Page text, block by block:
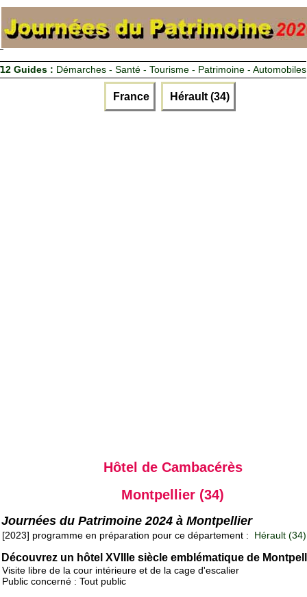
12 Guides : Démarches - Santé - Tourisme - Patrimoine - Automobiles
France Hérault (34)
Hôtel de Cambacérès
Montpellier (34)
Journées du Patrimoine 2024 à Montpellier
[2023] programme en préparation pour ce département : Hérault (34)
Découvrez un hôtel XVIIIe siècle emblématique de
Visite libre de la cour intérieure et de la cage d'escalier
Public concerné : Tout public